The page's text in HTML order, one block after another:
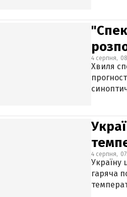
4 серпня,
Хвиля
4 серпня,
Україну
гаряча